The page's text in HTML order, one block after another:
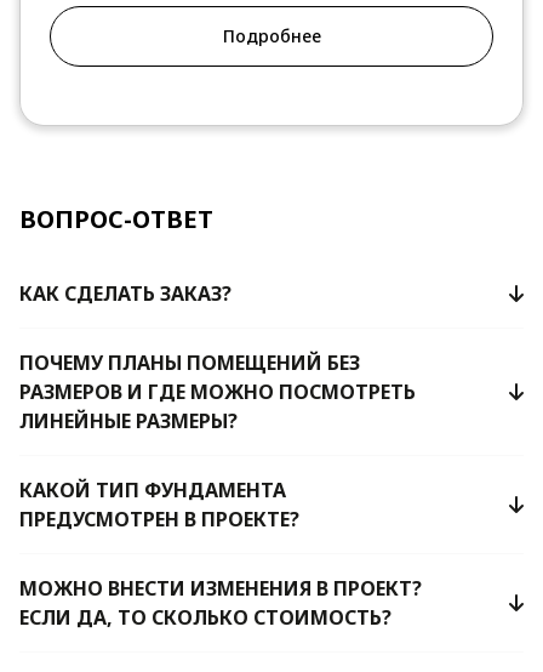
Подробнее
ВОПРОС-ОТВЕТ
КАК СДЕЛАТЬ ЗАКАЗ?
ПОЧЕМУ ПЛАНЫ ПОМЕЩЕНИЙ БЕЗ
РАЗМЕРОВ И ГДЕ МОЖНО ПОСМОТРЕТЬ
ЛИНЕЙНЫЕ РАЗМЕРЫ?
КАКОЙ ТИП ФУНДАМЕНТА
ПРЕДУСМОТРЕН В ПРОЕКТЕ?
МОЖНО ВНЕСТИ ИЗМЕНЕНИЯ В ПРОЕКТ?
ЕСЛИ ДА, ТО СКОЛЬКО СТОИМОСТЬ?